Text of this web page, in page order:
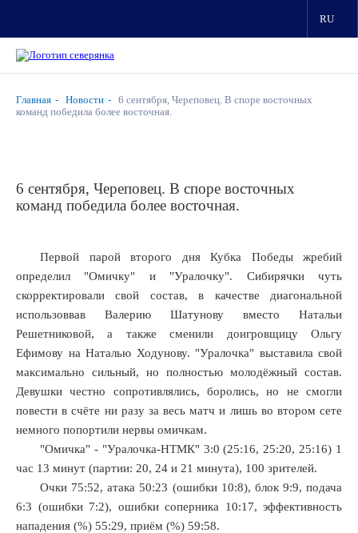
RU
Главная Новости
6 сентября, Череповец. В споре восточных
команд победила более восточная.
6 сентября, Череповец. В споре восточных
команд победила более восточная.
Первой парой второго дня Кубка Победы жребий
определил "Омичку" и "Уралочку". Сибирячки чуть
скорректировали свой состав, в качестве диагональной
использоввав Валерию Шатунову вместо Натальи
Решетниковой, а также сменили доигровщицу Ольгу
Ефимову на Наталью Ходунову. "Уралочка" выставила свой
максимально сильный, но полностью молодёжный состав.
Девушки честно сопротивлялись, боролись, но не смогли
повести в счёте ни разу за весь матч и лишь во втором сете
немного попортили нервы омичкам.
"Омичка" - "Уралочка-НТМК" 3:0 (25:16, 25:20, 25:16) 1
час 13 минут (партии: 20, 24 и 21 минута), 100 зрителей.
Очки 75:52, атака 50:23 (ошибки 10:8), блок 9:9, подача
6:3 (ошибки 7:2), ошибки соперника 10:17, эффективность
нападения (%) 55:29, приём (%) 59:58.